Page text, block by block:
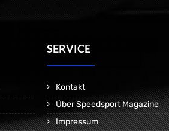
SERVICE
Kontakt
Über Speedsport Magazine
Impressum